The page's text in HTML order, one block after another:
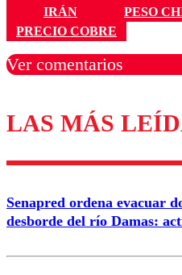
IRÁN
PESO
PRECIO COBRE
Ver comentarios
Los comentarios son
diálogo
Correo
LAS MÁS
Senapred ordena evacuar
desborde del río Damas: